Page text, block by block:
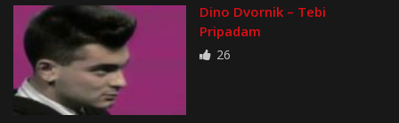
Dino Dvornik – Tebi
Pripadam
26